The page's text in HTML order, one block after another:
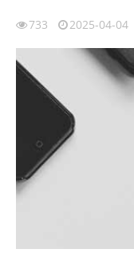
733 2025-04-04